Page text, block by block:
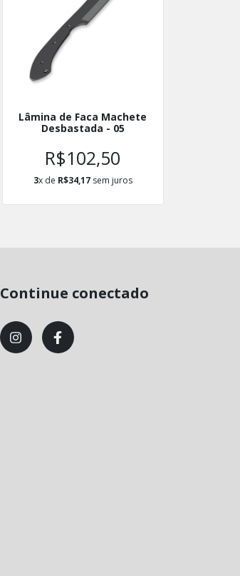
Lâmina de Faca Machete
Desbastada - 05
R$102,50
3x de R$34,17sem juros
Continue conectado